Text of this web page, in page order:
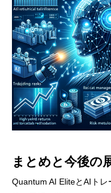
まとめと今後の
Quantum AI EliteとAIト